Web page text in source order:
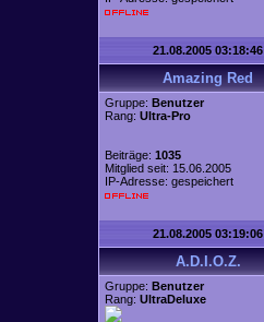
21.08.2005 03:18:46
Amazing Red
Gruppe: Benutzer
Rang: Ultra-Pro
Beiträge: 1035
Mitglied seit: 15.06.2005
IP-Adresse: gespeichert
21.08.2005 03:19:06
A.D.I.O.Z.
Gruppe: Benutzer
Rang: UltraDeluxe